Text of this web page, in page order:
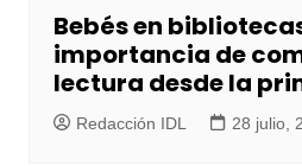
Bebés en
importancia de
lectura desde la
Redacción IDL 28 julio,